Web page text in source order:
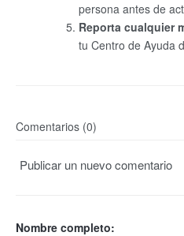
persona antes de
Reporta cualquier
tu Centro de Ayuda
Comentarios (0)
Publicar un nuevo comentario
Nombre completo: